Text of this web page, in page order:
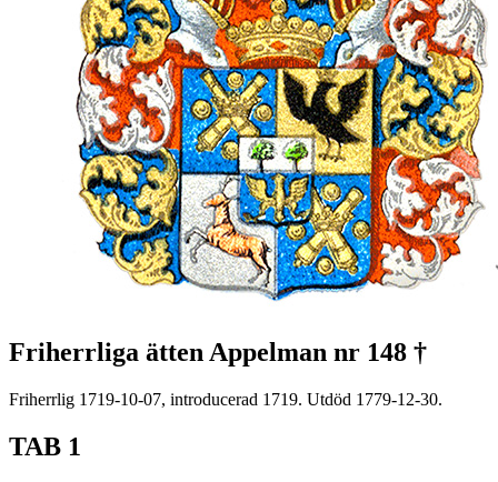
Friherrliga ätten Appelman nr 148 †
Friherrlig 1719-10-07, introducerad 1719. Utdöd 1779-12-30.
TAB 1